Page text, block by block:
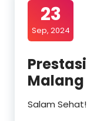
23
Sep, 2024
Prestasi
Malang
Salam Sehat!